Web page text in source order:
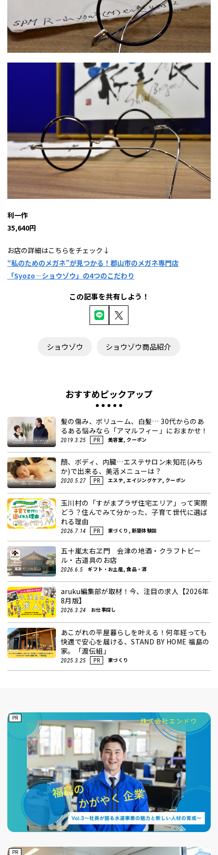
利一作
35,640円
お店の詳細はこちらをチェック↓
“私のためのメガネ”が見つかる！郡山市のメガネ専門店
「Syozo―ショウゾウ」の4つのこだわり
この記事を共有しよう！
ショウゾウ ショウゾウ商品紹介
おすすめピックアップ
髪の傷み、ボリューム、白髪… 30代からのあ
るある悩みなら「アマルフィー」におまかせ！
2019.3.25 PR 美容室, クーポン
顏、ボディ、内臓…エステサロン未知花(みち
か)で出来る、美活メニューは？
2020.5.27 PR エステ, エイジングケア, クーポン
玉川村の「すがまプラザ住宅エリア」って実際
どう？住んでみて分かった、子育て世代に選ば
れる理由
2026.7.14 PR 家づくり, 新築体験談
五十嵐太右ヱ門 会津の地酒・クラフトビー
ル・古道具のお店
2026.6.5 ギフト・お土産, 食品・酒
aruku編集部が取材！今、注目の求人【2026年
8月版】
2026.3.24 お仕事探し
あこがれの平屋暮らしを叶える！何年経っても
快適で安心を届ける、STAND BY HOME 福島の
家。「渡伝組」
2025.3.25 PR 家づくり
PR
PR